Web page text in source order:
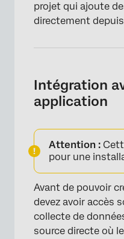
projet qui ajoute
directement
Intégration
application
Attention :
pour une
Avant de pouvoir
devez avoir accès
collecte de
source directe où